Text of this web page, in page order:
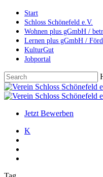
Skip
main
content
Start
Schloss Schönefeld e.V.
Wohnen plus gGmbH /
Lernen plus gGmbH /
KulturGut
Jobportal
Close
Search
search
account
Menu
Jetzt Bewerben
K